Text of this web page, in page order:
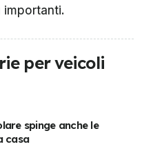
importanti.
per veicoli
spinge anche le
casa